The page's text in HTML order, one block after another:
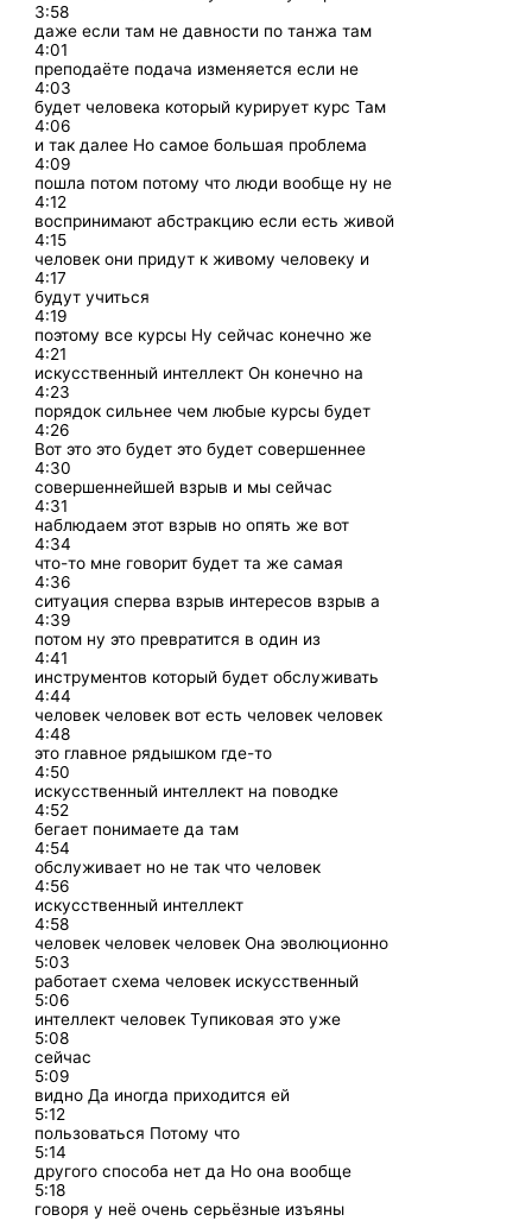
3:58
даже если там не давности по танжа там
4:01
преподаёте подача изменяется если не
4:03
будет человека который курирует курс Там
4:06
и так далее Но самое большая проблема
4:09
пошла потом потому что люди вообще ну не
4:12
воспринимают абстракцию если есть живой
4:15
человек они придут к живому человеку и
4:17
будут учиться
4:19
поэтому все курсы Ну сейчас конечно же
4:21
искусственный интеллект Он конечно на
4:23
порядок сильнее чем любые курсы будет
4:26
Вот это это будет это будет совершеннее
4:30
совершеннейшей взрыв и мы сейчас
4:31
наблюдаем этот взрыв но опять же вот
4:34
что-то мне говорит будет та же самая
4:36
ситуация сперва взрыв интересов взрыв а
4:39
потом ну это превратится в один из
4:41
инструментов который будет обслуживать
4:44
человек человек вот есть человек человек
4:48
это главное рядышком где-то
4:50
искусственный интеллект на поводке
4:52
бегает понимаете да там
4:54
обслуживает но не так что человек
4:56
искусственный интеллект
4:58
человек человек человек Она эволюционно
5:03
работает схема человек искусственный
5:06
интеллект человек Тупиковая это уже
5:08
сейчас
5:09
видно Да иногда приходится ей
5:12
пользоваться Потому что
5:14
другого способа нет да Но она вообще
5:18
говоря у неё очень серьёзные изъяны